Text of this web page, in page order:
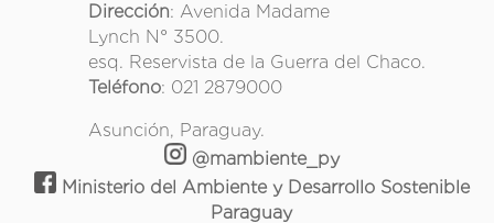
Dirección: Avenida Madame
Lynch N° 3500.
esq. Reservista de la Guerra del Chaco.
Teléfono: 021 2879000
Asunción, Paraguay.
@mambiente_py
Ministerio del Ambiente y Desarrollo Sostenible
Paraguay